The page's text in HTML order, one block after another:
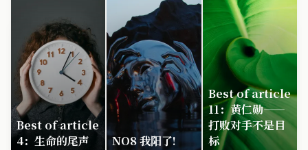
Best of article
4：生命的尾声
NO8 我阳了!
Best of article
11：黄仁勋——
打败对手不是目
标